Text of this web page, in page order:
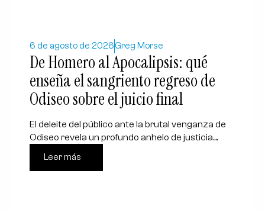
6 de agosto de 2026Greg Morse
De Homero al Apocalipsis: qué
enseña el sangriento regreso de
Odiseo sobre el juicio final
El deleite del público ante la brutal venganza de
Odiseo revela un profundo anhelo de justicia....
Leer más